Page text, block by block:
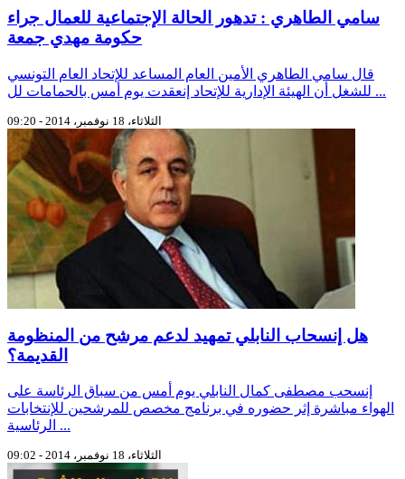
سامي الطاهري : تدهور الحالة الإجتماعية للعمال جراء
حكومة مهدي جمعة
قال سامي الطاهري الأمين العام المساعد للإتحاد العام التونسي
للشغل أن الهيئة الإدارية للإتحاد إنعقدت يوم أمس بالحمامات لل ...
الثلاثاء، 18 نوفمبر، 2014 - 09:20
هل إنسحاب النابلي تمهيد لدعم مرشح من المنظومة
القديمة؟
إنسحب مصطفى كمال النابلي يوم أمس من سباق الرئاسة على
الهواء مباشرة إثر حضوره في برنامج مخصص للمرشحين للإنتخابات
الرئاسية ...
الثلاثاء، 18 نوفمبر، 2014 - 09:02